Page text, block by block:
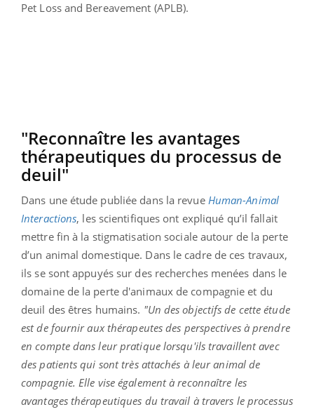
Pet Loss and Bereavement (APLB).
"Reconnaître les avantages
thérapeutiques du processus de
deuil"
Dans une étude publiée dans la revue Human-Animal
Interactions, les scientifiques ont expliqué qu’il fallait
mettre fin à la stigmatisation sociale autour de la perte
d’un animal domestique. Dans le cadre de ces travaux,
ils se sont appuyés sur des recherches menées dans le
domaine de la perte d'animaux de compagnie et du
deuil des êtres humains. "Un des objectifs de cette étude
est de fournir aux thérapeutes des perspectives à prendre
en compte dans leur pratique lorsqu'ils travaillent avec
des patients qui sont très attachés à leur animal de
compagnie. Elle vise également à reconnaître les
avantages thérapeutiques du travail à travers le processus